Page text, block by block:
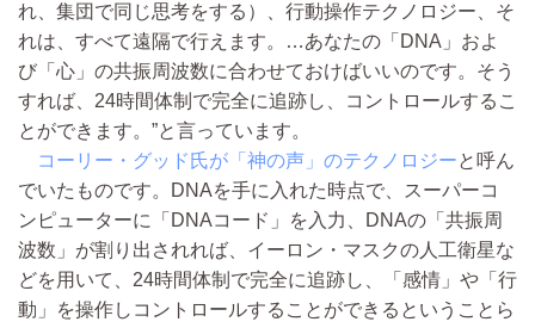
れ、集団で同じ思考をする）、行動操作テクノロジー、そ
れは、すべて遠隔で行えます。…あなたの「DNA」およ
び「心」の共振周波数に合わせておけばいいのです。そう
すれば、24時間体制で完全に追跡し、コントロールするこ
とができます。”と言っています。
コーリー・グッド氏が「神の声」のテクノロジーと呼ん
でいたものです。DNAを手に入れた時点で、スーパーコ
ンピューターに「DNAコード」を入力、DNAの「共振周
波数」が割り出されれば、イーロン・マスクの人工衛星な
どを用いて、24時間体制で完全に追跡し、「感情」や「行
動」を操作しコントロールすることができるということら